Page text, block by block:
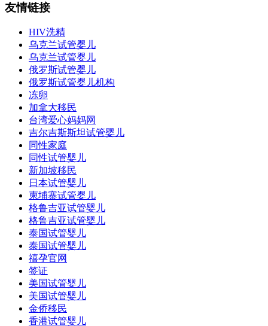
友情链接
HIV洗精
乌克兰试管婴儿
乌克兰试管婴儿
俄罗斯试管婴儿
俄罗斯试管婴儿机构
冻卵
加拿大移民
台湾爱心妈妈网
吉尔吉斯斯坦试管婴儿
同性家庭
同性试管婴儿
新加坡移民
日本试管婴儿
柬埔寨试管婴儿
格鲁吉亚试管婴儿
格鲁吉亚试管婴儿
泰国试管婴儿
泰国试管婴儿
禧孕官网
签证
美国试管婴儿
美国试管婴儿
金侨移民
香港试管婴儿